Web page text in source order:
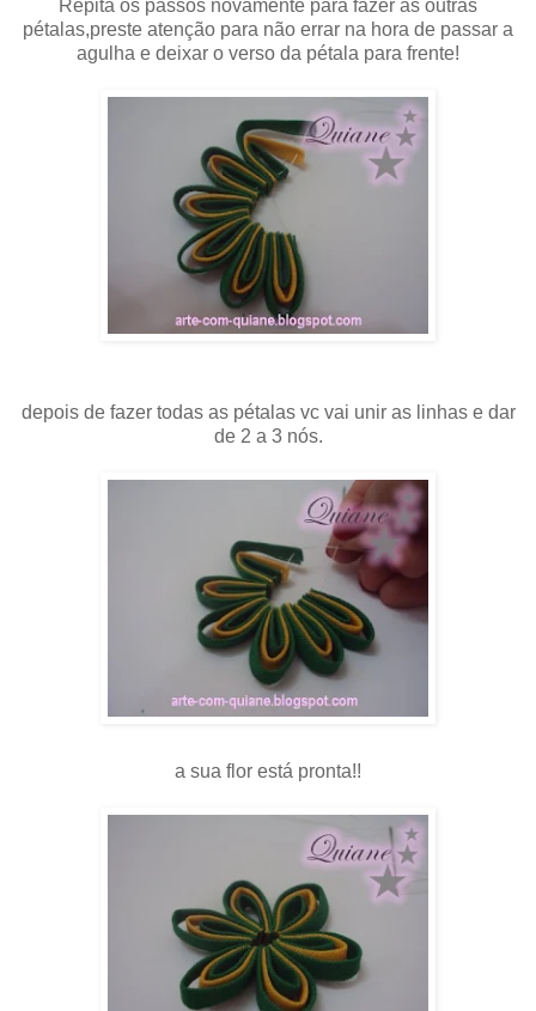
Repita os passos novamente para fazer as outras
pétalas,preste atenção para não errar na hora de passar a
agulha e deixar o verso da pétala para frente!
depois de fazer todas as pétalas vc vai unir as linhas e dar
de 2 a 3 nós.
a sua flor está pronta!!